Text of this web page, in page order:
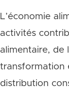
L’économie
activités
alimentaire, de
transformation
distribution